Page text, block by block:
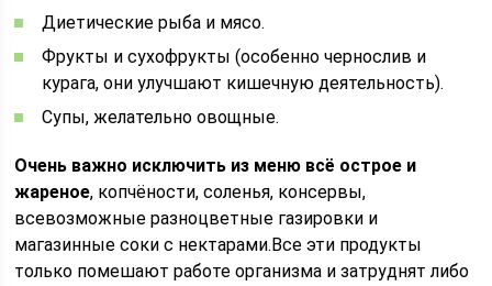
Диетические рыба и мясо.
Фрукты и сухофрукты (особенно чернослив и
курага, они улучшают кишечную деятельность).
Супы, желательно овощные.
Очень важно исключить из меню всё острое и
жареное, копчёности, соленья, консервы,
всевозможные разноцветные газировки и
магазинные соки с нектарами.Все эти продукты
только помешают работе организма и затруднят либо